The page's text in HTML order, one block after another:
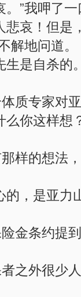
”我呷了一
哀！但是
地问道。
是自杀的
质专家对
你这样想
样的想法
，是亚力
金条约提
之外很少